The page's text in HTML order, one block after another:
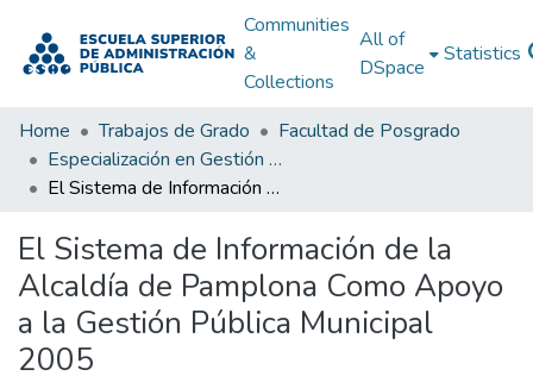
Communities
&
Collections
All of
DSpace
Statistics
Home Trabajos de Grado
Facultad de Posgrado
Especialización en Gestión Pública
El Sistema de Información de la Alcaldía de Pamplona Como Apoyo a la Gestión Pública Municipal 2005
El Sistema de Información de la
Alcaldía de Pamplona Como Apoyo
a la Gestión Pública Municipal
2005